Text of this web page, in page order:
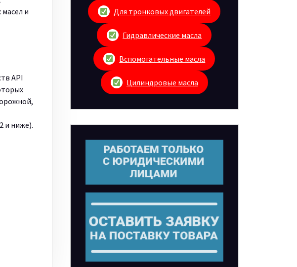
и
API
и ниже).
Для тронковых двигателей
Гидравлические масла
Вспомогательные масла
Цилиндровые масла